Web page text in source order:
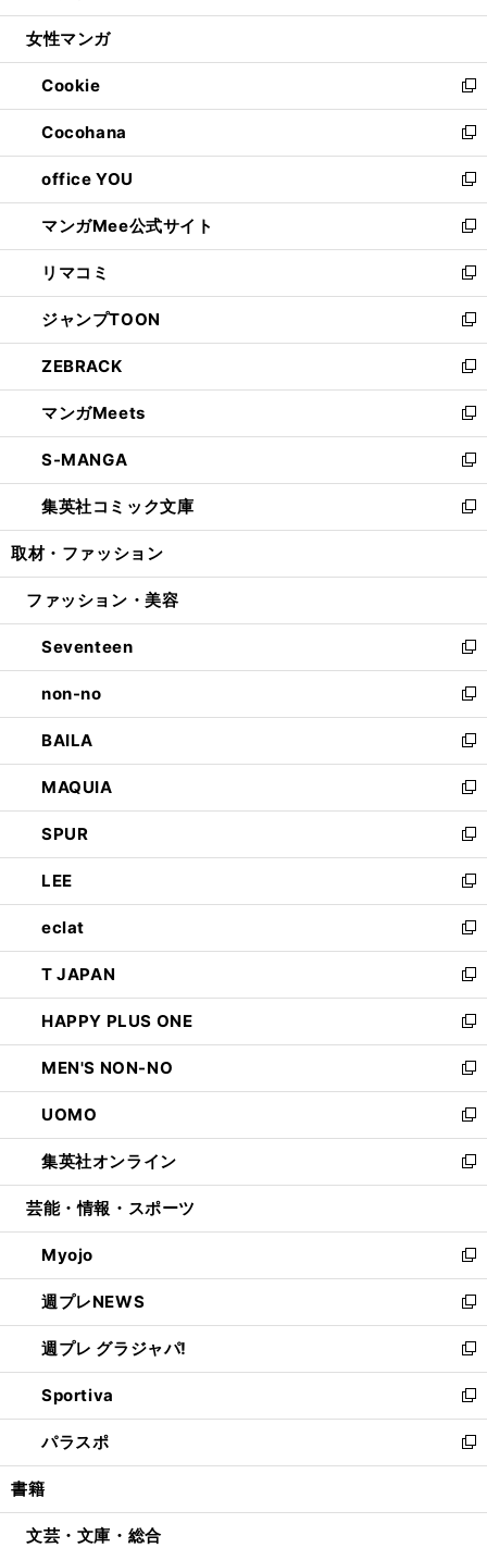
開
ウ
開
く
ン
ウ
で
開
く
ウ
ン
ド
ウ
で
開
く
し
ウ
ィ
ン
ド
ウ
で
開
く
女性マンガ
Cookie
新
し
い
ウ
ィ
ン
ド
ウ
で
開
く
Cocohana
新
し
い
ウ
ィ
ン
ド
ウ
で
開
く
office YOU
新
し
い
ウ
ィ
ン
ド
ウ
で
開
く
マンガMee公式サイト
新
し
い
ウ
ィ
ン
ド
ウ
で
開
く
リマコミ
新
し
い
ウ
ィ
ン
ド
ウ
で
開
く
ジャンプTOON
新
し
い
ウ
ィ
ン
ド
ウ
で
開
ZEBRACK
新
し
い
ウ
ィ
ン
ド
ウ
開
マンガMeets
新
し
い
ウ
ィ
ン
ウ
開
く
S-MANGA
新
し
い
ウ
ン
ウ
で
開
く
集英社コミック文庫
新
し
ウ
ン
ド
ウ
で
開
く
取材・ファッション
ファッション・美容
Seventeen
新
し
い
ウ
ィ
ン
ド
ウ
で
開
く
non-no
新
し
い
ウ
ィ
ン
ド
ウ
で
開
く
BAILA
新
し
い
ウ
ィ
ン
ド
ウ
で
開
く
MAQUIA
新
し
い
ウ
ィ
ン
ド
ウ
で
開
く
SPUR
新
し
い
ウ
ィ
ン
ド
ウ
で
開
く
LEE
新
し
い
ウ
ィ
ン
ド
ウ
で
開
く
eclat
新
し
い
ウ
ィ
ン
ド
ウ
で
開
く
T JAPAN
新
し
い
ウ
ィ
ン
ド
ウ
で
開
HAPPY PLUS ONE
新
し
い
ウ
ィ
ン
ド
ウ
開
く
MEN'S NON-NO
新
し
い
ウ
ィ
ン
ウ
で
開
く
UOMO
新
し
い
ウ
ン
ド
ウ
で
開
く
集英社オンライン
新
し
ウ
ィ
ン
ド
ウ
で
開
く
芸能・情報・スポーツ
Myojo
新
し
い
ウ
ィ
ン
ド
ウ
で
開
週プレNEWS
新
し
い
ウ
ィ
ン
ド
ウ
開
週プレ グラジャパ!
新
し
い
ウ
ィ
ン
ウ
Sportiva
新
し
い
ウ
ン
パラスポ
新
し
ウ
書籍
文芸・文庫・総合